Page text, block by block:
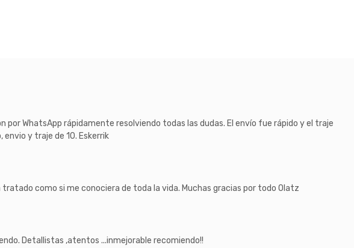
WhatsApp rápidamente resolviendo todas las dudas. El envío fue rápido y el traje
y traje de 10. Eskerrik
como si me conociera de toda la vida. Muchas gracias por todo Olatz
Detallistas ,atentos ...inmejorable recomiendo!!